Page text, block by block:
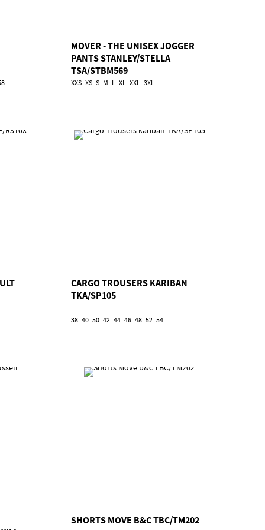
MOVER - THE UNISEX JOGGER
PANTS STANLEY/STELLA
TSA/STBM569
XXS XS S M L XL XXL 3XL
CARGO TROUSERS KARIBAN
TKA/SP105
38 40 50 42 44 46 48 52 54
SHORTS MOVE B&C TBC/TM202